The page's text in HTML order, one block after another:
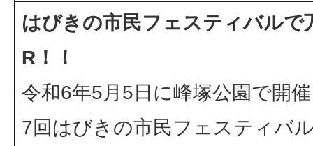
はびきの市民フェスティバルで
R！！
令和6年5月5日に峰塚公園で開
7回はびきの市民フェスティバ